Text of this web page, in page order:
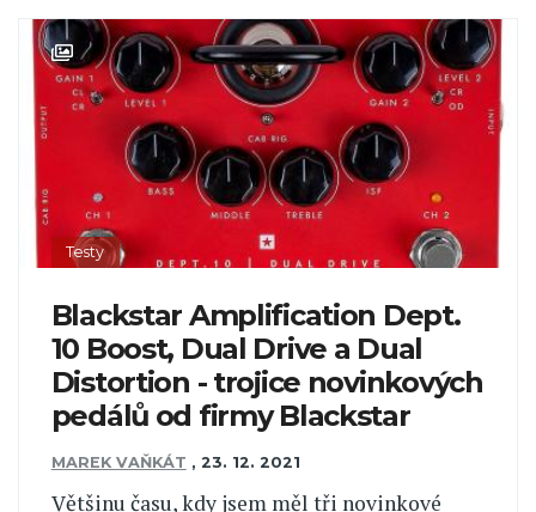
Testy
Blackstar Amplification Dept.
10 Boost, Dual Drive a Dual
Distortion - trojice novinkových
pedálů od firmy Blackstar
MAREK VAŇKÁT , 23. 12. 2021
Většinu času, kdy jsem měl tři novinkové